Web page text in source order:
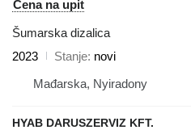
Cena na upit
Šumarska dizalica
2023
Stanje novi
Mađarska, Nyiradony
HYAB DARUSZERVIZ KFT.